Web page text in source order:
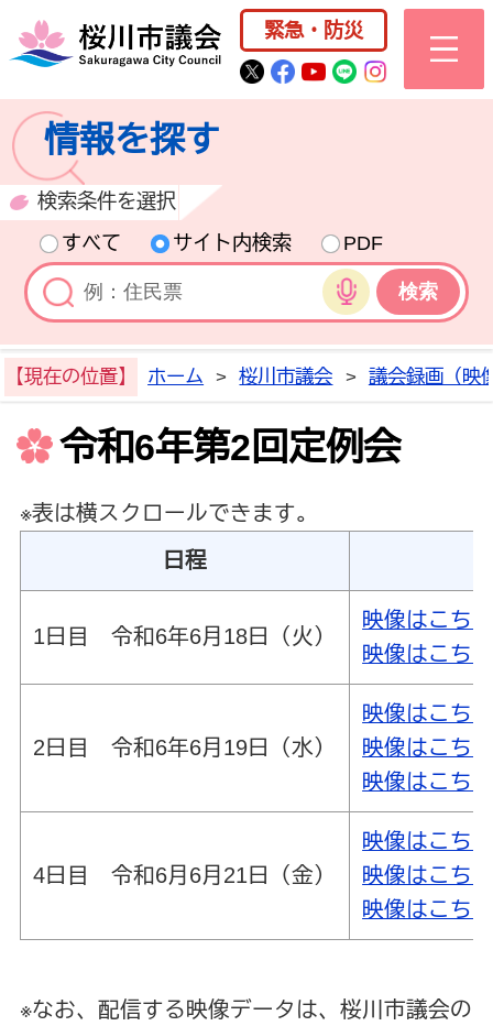
桜川市公式ホー
緊急・防災
桜川市公式Twitter
桜川市公式
桜川市公式
桜川市公式
情報を探す
検索条件を選択
すべて
サイト内検索
PDF
音声検索
【現在の位置】 ホーム > 桜川市議会 > 議会録画（映
令和6年第2回定例会
※表は横スクロールできます。
日程
1日目 令和6年6月18日（火）
映像はこち
映像はこち
2日目 令和6年6月19日（水）
映像はこち
映像はこち
映像はこち
4日目 令和6月6月21日（金）
映像はこち
映像はこち
映像はこち
※なお、配信する映像データは、桜川市議会の